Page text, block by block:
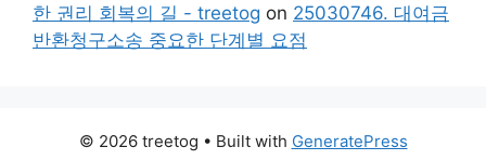
한 권리 회복의 길 - treetog on 25030746. 대여금
반환청구소송 중요한 단계별 요점
© 2026 treetog • Built with GeneratePress